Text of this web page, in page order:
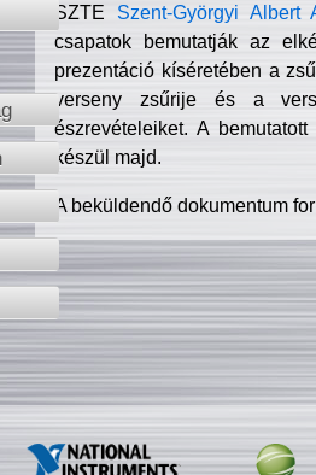
SZTE Szent-Györgyi Albert
csapatok bemutatják az
prezentáció kíséretében a
verseny zsűrije és a
észrevételeiket. A
készül majd.
A beküldendő dokumentum